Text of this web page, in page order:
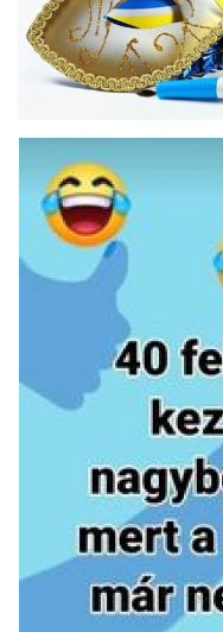
Kultúra
Egészség
Gazdaság
Művészet
Sajtó
Rendezvény
Humor
Napló postája